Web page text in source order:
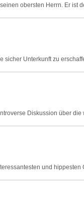
obersten Herrn. Er ist
sicher Unterkunft zu
Diskussion über die
und hippesten